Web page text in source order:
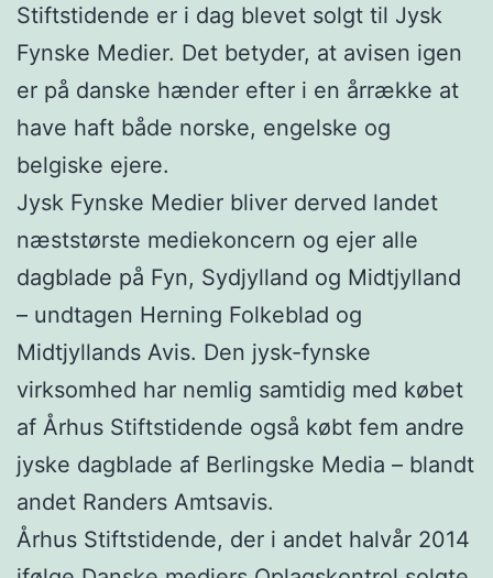
Stiftstidende er i dag blevet solgt til Jysk
Fynske Medier. Det betyder, at avisen igen
er på danske hænder efter i en årrække at
have haft både norske, engelske og
belgiske ejere.
Jysk Fynske Medier bliver derved landet
næststørste mediekoncern og ejer alle
dagblade på Fyn, Sydjylland og Midtjylland
– undtagen Herning Folkeblad og
Midtjyllands Avis. Den jysk-fynske
virksomhed har nemlig samtidig med købet
af Århus Stiftstidende også købt fem andre
jyske dagblade af Berlingske Media – blandt
andet Randers Amtsavis.
Århus Stiftstidende, der i andet halvår 2014